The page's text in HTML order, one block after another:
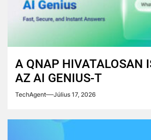
A QNAP HIVATALOSAN
AZ AI GENIUS-T
TechAgent Július 17, 2026